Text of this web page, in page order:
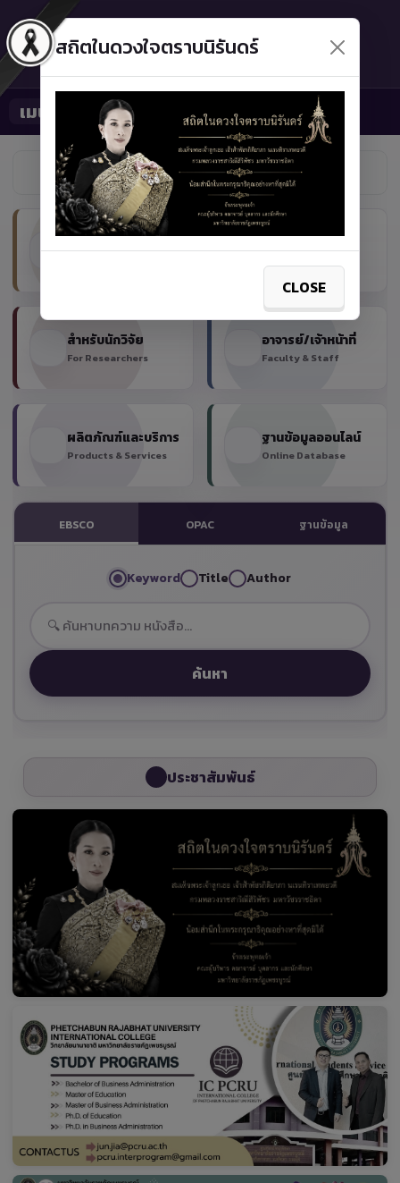
Toggle navigation
เมนู
PHETCHABUN RAJABHAT UNIVERSITY
มหาวิทยาลัยราชภัฏเพชรบูรณ์
มุ่งพัฒนาทรัพยากรมนุษย์ที่สมบูรณ์เชิงสร้างสรรค์ โดยบูรณาการ
ทรัพยากรทุกด้านด้วยกระบวนการมีส่วนร่วมและการจัดการศึกษา
ตลอดชีวิต
สมัครเรียน
บริการด่วน / ค้นหาข้อมูล
สมัครเรียน สำหรับนักศึกษา
สำหรับนักวิจัย
For Researchers
อาจารย์/เจ้าหน้าที่
Faculty & Staff
ผลิตภัณฑ์และบริการ
Products & Services
ฐานข้อมูลออนไลน์
Online Database
EBSCO OPAC ฐานข้อมูล
Keyword Title Author
ค้นหา
ประชาสัมพันธ์
สถิตในดวงใจตราบนิรันดร์
CLOSE